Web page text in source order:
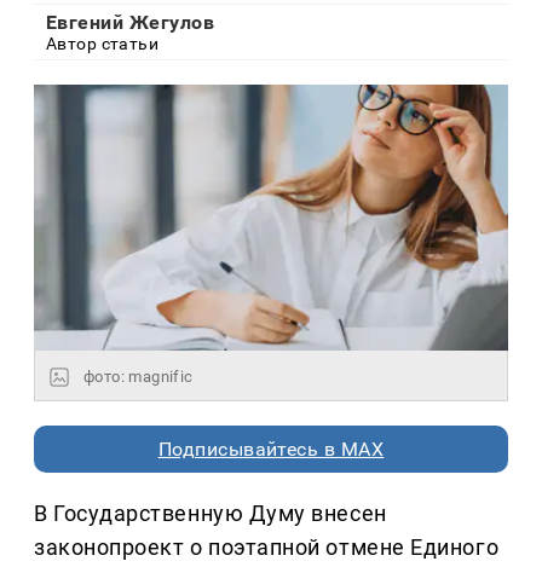
Евгений Жегулов
Автор статьи
фото: magnific
Подписывайтесь в MAX
В Государственную Думу внесен
законопроект о поэтапной отмене Единого